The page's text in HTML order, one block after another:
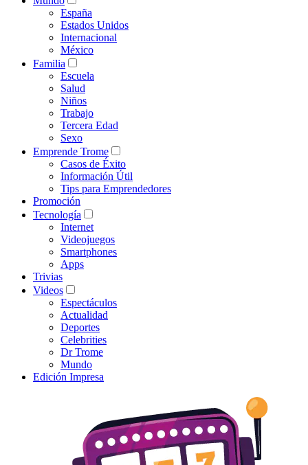
España
Estados Unidos
Internacional
México
Familia
Escuela
Salud
Niños
Trabajo
Tercera Edad
Sexo
Emprende Trome
Casos de Éxito
Información Útil
Tips para Emprendedores
Promoción
Tecnología
Internet
Videojuegos
Smartphones
Apps
Trivias
Videos
Espectáculos
Actualidad
Deportes
Celebrities
Dr Trome
Mundo
Edición Impresa